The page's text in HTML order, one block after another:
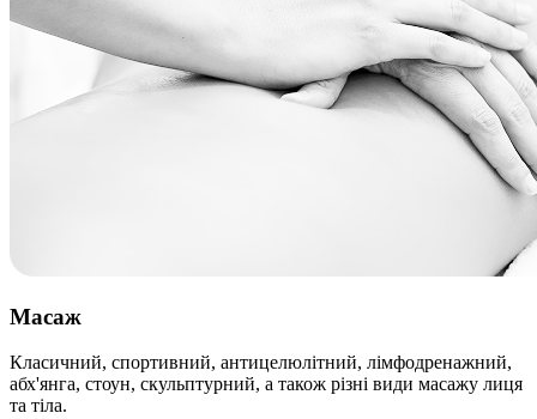
Масаж
Класичний, спортивний, антицелюлітний, лімфодренажний,
абх'янга, стоун, скульптурний, а також різні види масажу лиця
та тіла.